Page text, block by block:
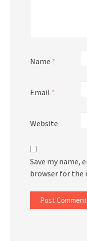
Name *
Email *
Website
Save my name,
browser for the